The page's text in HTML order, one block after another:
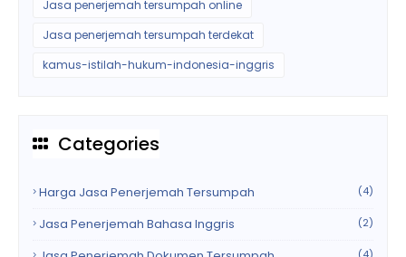
Jasa penerjemah tersumpah online
Jasa penerjemah tersumpah terdekat
kamus-istilah-hukum-indonesia-inggris
Categories
Harga Jasa Penerjemah Tersumpah (4)
Jasa Penerjemah Bahasa Inggris (2)
(4)